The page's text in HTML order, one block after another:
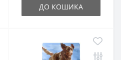
ДО КОШИКА